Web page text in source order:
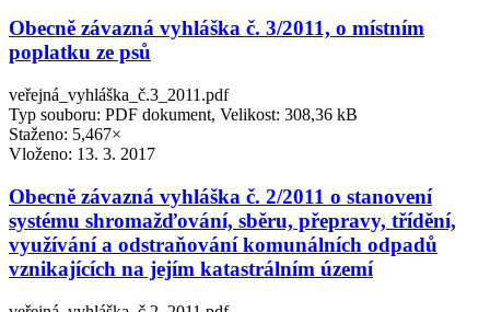
Obecně závazná vyhláška č. 3/2011, o místním
poplatku ze psů
veřejná_vyhláška_č.3_2011.pdf
Typ souboru: PDF dokument, Velikost: 308,36 kB
Staženo: 5,467×
Vloženo: 13. 3. 2017
Obecně závazná vyhláška č. 2/2011 o stanovení
systému shromažďování, sběru, přepravy, třídění,
využívání a odstraňování komunálních odpadů
vznikajících na jejím katastrálním území